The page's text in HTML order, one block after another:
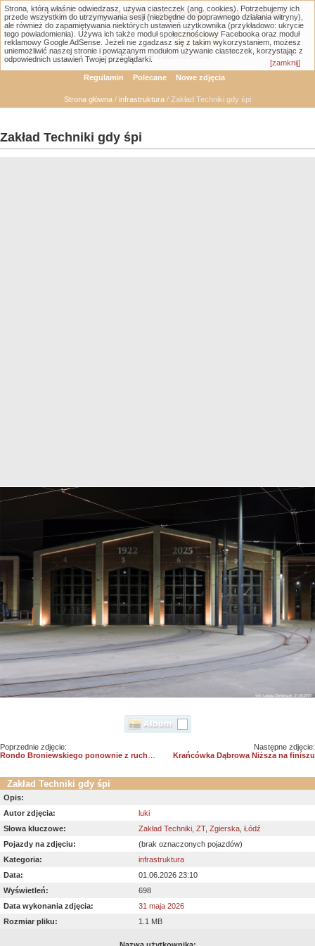
Łódzka Galeria Transportowa - GTLodz.eu
Wyszukiwanie zaawansowane
Regulamin Polecane Nowe zdjęcia
Strona główna / infrastruktura / Zakład Techniki gdy śpi
Zakład Techniki gdy śpi
Poprzednie zdjęcie:
Rondo Broniewskiego ponownie z ruchem tramwajowym /02
Następne zdjęcie:
Krańcówka Dąbrowa Niższa na finiszu
Zakład Techniki gdy śpi
Opis:
Autor zdjęcia:
luki
Słowa kluczowe:
Zakład Techniki ZT, Zgierska Łódź
Pojazdy na zdjęciu:
(brak oznaczonych pojazdów)
Kategoria:
infrastruktura
Data:
01.06.2026 23:10
Wyświetleń:
698
Data wykonania zdjęcia:
31 maja 2026
Rozmiar pliku:
1.1 MB
Strona, którą właśnie odwiedzasz, używa ciasteczek (ang. cookies). Potrzebujemy ich
przede wszystkim do utrzymywania sesji (niezbędne do poprawnego działania witryny),
ale również do zapamiętywania niektórych ustawień użytkownika (przykładowo: ukrycie
tego powiadomienia). Używa ich także moduł społecznościowy Facebooka oraz moduł
reklamowy Google AdSense. Jeżeli nie zgadzasz się z takim wykorzystaniem, możesz
uniemożliwić naszej stronie i powiązanym modułom używanie ciasteczek, korzystając z
odpowiednich ustawień Twojej przeglądarki.
[zamknij]